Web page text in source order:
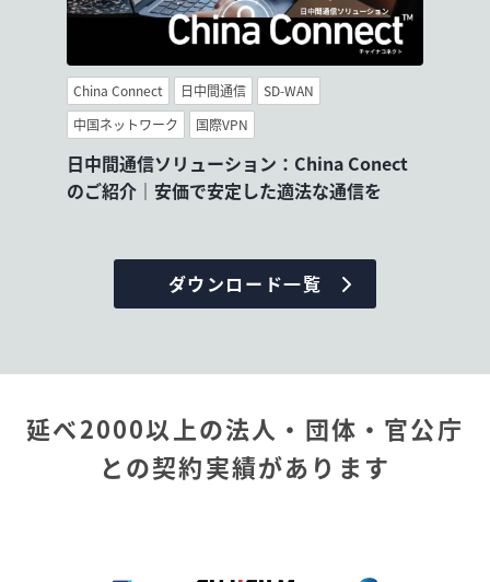
China Connect 日中間通信
SD-WAN
中国ネットワーク
国際VPN
日中間通信ソリューション：China Conect
のご紹介｜安価で安定した適法な通信を
ダウンロード一覧
延べ2000以上の法人・団体・官公庁
との契約実績があります